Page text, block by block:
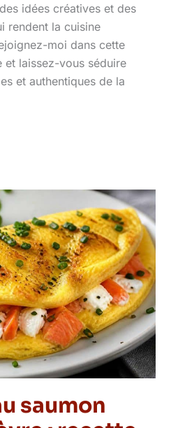
idées créatives et des
rendent la cuisine
moi dans cette
et laissez-vous séduire
et authentiques de la
saumon